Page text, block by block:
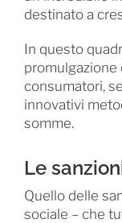
destinato a
In questo
promulgazione
consumatori,
innovativi
somme.
Le
Quello delle
sociale – che